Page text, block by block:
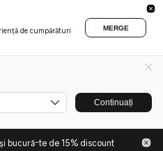
de cumpărături
MERGE
Continuați
bucură-te de 15% discount